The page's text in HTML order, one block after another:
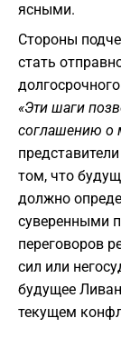
ясными.
​Стороны
стать
«Эти шаги
соглашению о
том, что
должно
суверенными
переговоров
сил или
будущее
текущем